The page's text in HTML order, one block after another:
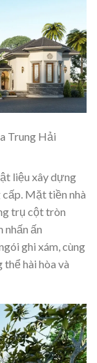
Trung Hải
liệu xây dựng
cấp. Mặt tiền nhà
trụ cột tròn
nhấn ấn
ghi xám, cùng
hài hòa và